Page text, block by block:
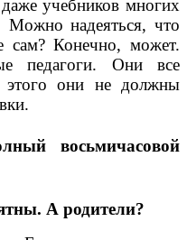
учебников многих
Можно надеяться, что
сам? Конечно, может.
педагоги. Они все
они не должны
восьмичасовой
А родители?